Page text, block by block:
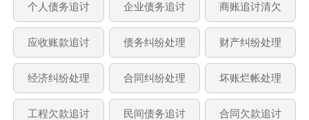
个人债务追讨 企业债务追讨 商账追讨清欠
应收账款追讨 债务纠纷处理 财产纠纷处理
经济纠纷处理 合同纠纷处理 坏账烂帐处理
工程欠款追讨 民间债务追讨 合同欠款追讨